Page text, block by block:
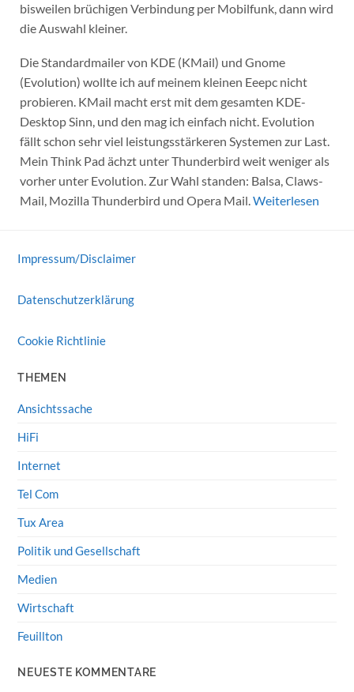
bisweilen brüchigen Verbindung per Mobilfunk, dann wird
die Auswahl kleiner.
Die Standardmailer von KDE (KMail) und Gnome
(Evolution) wollte ich auf meinem kleinen Eeepc nicht
probieren. KMail macht erst mit dem gesamten KDE-
Desktop Sinn, und den mag ich einfach nicht. Evolution
fällt schon sehr viel leistungsstärkeren Systemen zur Last.
Mein Think Pad ächzt unter Thunderbird weit weniger als
vorher unter Evolution. Zur Wahl standen: Balsa, Claws-
Mail, Mozilla Thunderbird und Opera Mail.Weiterlesen
Impressum/Disclaimer
Datenschutzerklärung
Cookie Richtlinie
THEMEN
Ansichtssache
HiFi
Internet
Tel Com
Tux Area
Politik und Gesellschaft
Medien
Wirtschaft
Feuillton
NEUESTE KOMMENTARE